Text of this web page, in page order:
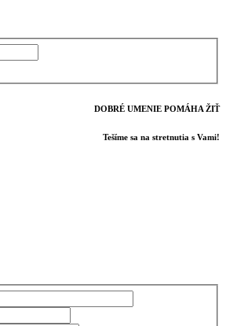
DOBRÉ UMENIE POMÁHA ŽIŤ
Tešíme sa na stretnutia s Vami!